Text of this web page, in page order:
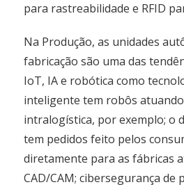
para rastreabilidade e RFID
Na Produção, as unidades
fabricação são uma das
IoT, IA e robótica como
inteligente tem robôs atuando
intralogística, por exemplo; o
tem pedidos feito pelos
diretamente para as fábricas
CAD/CAM; cibersegurança de